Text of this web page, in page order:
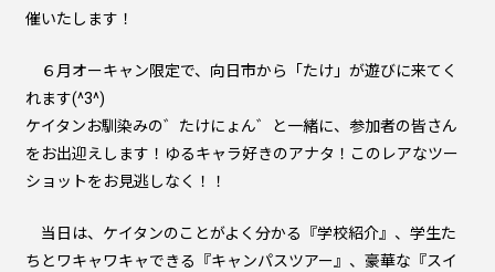
催いたします！
６月オーキャン限定で、向日市から「たけ」が遊びに来てく
れます(^3^)
ケイタンお馴染みの゛たけにょん゛と一緒に、参加者の皆さん
をお出迎えします！ゆるキャラ好きのアナタ！このレアなツー
ショットをお見逃しなく！！
当日は、ケイタンのことがよく分かる『学校紹介』、学生た
ちとワキャワキャできる『キャンパスツアー』、豪華な『スイ